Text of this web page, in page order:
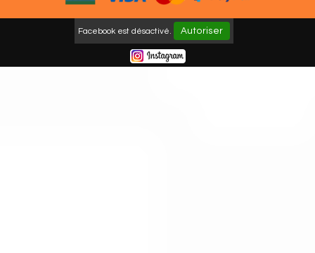
Facebook est désactivé. Autoriser